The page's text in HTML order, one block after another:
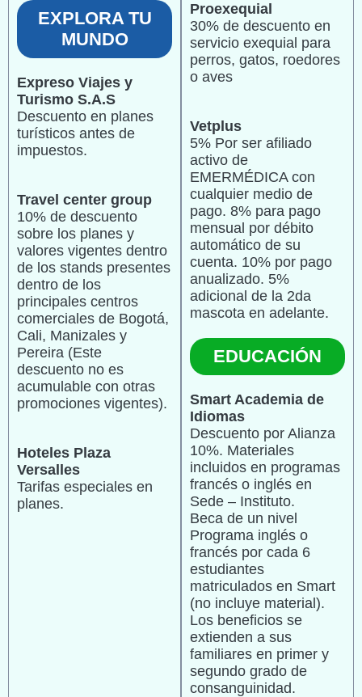
EXPLORA TU
MUNDO
Expreso Viajes y
Turismo S.A.S
Descuento en planes
turísticos antes de
impuestos.
Travel center group
10% de descuento
sobre los planes y
valores vigentes dentro
de los stands presentes
dentro de los
principales centros
comerciales de Bogotá,
Cali, Manizales y
Pereira (Este
descuento no es
acumulable con otras
promociones vigentes).
Hoteles Plaza
Versalles
Tarifas especiales en
planes.
Proexequial
30% de descuento en
servicio exequial para
perros, gatos, roedores
o aves
Vetplus
5% Por ser afiliado
activo de
EMERMÉDICA con
cualquier medio de
pago. 8% para pago
mensual por débito
automático de su
cuenta. 10% por pago
anualizado. 5%
adicional de la 2da
mascota en adelante.
EDUCACIÓN
Smart Academia de
Idiomas
Descuento por Alianza
10%. Materiales
incluidos en programas
francés o inglés en
Sede – Instituto.
Beca de un nivel
Programa inglés o
francés por cada 6
estudiantes
matriculados en Smart
(no incluye material).
Los beneficios se
extienden a sus
familiares en primer y
segundo grado de
consanguinidad.